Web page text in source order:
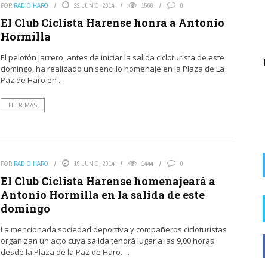
POR RADIO HARO 22 JUNIO, 2014 1566 0
El Club Ciclista Harense honra a Antonio
Hormilla
El pelotón jarrero, antes de iniciar la salida cicloturista de este
domingo, ha realizado un sencillo homenaje en la Plaza de La
Paz de Haro en ...
LEER MÁS
POR RADIO HARO 19 JUNIO, 2014 1444 0
El Club Ciclista Harense homenajeará a
Antonio Hormilla en la salida de este
domingo
La mencionada sociedad deportiva y compañeros cicloturistas
organizan un acto cuya salida tendrá lugar a las 9,00 horas
desde la Plaza de la Paz de Haro. ...
El lobo con piel de cordero más falso que un caballo de
El Partido Popular denuncia «un nuevo abuso»
del alcalde socialista de Rodezno en la